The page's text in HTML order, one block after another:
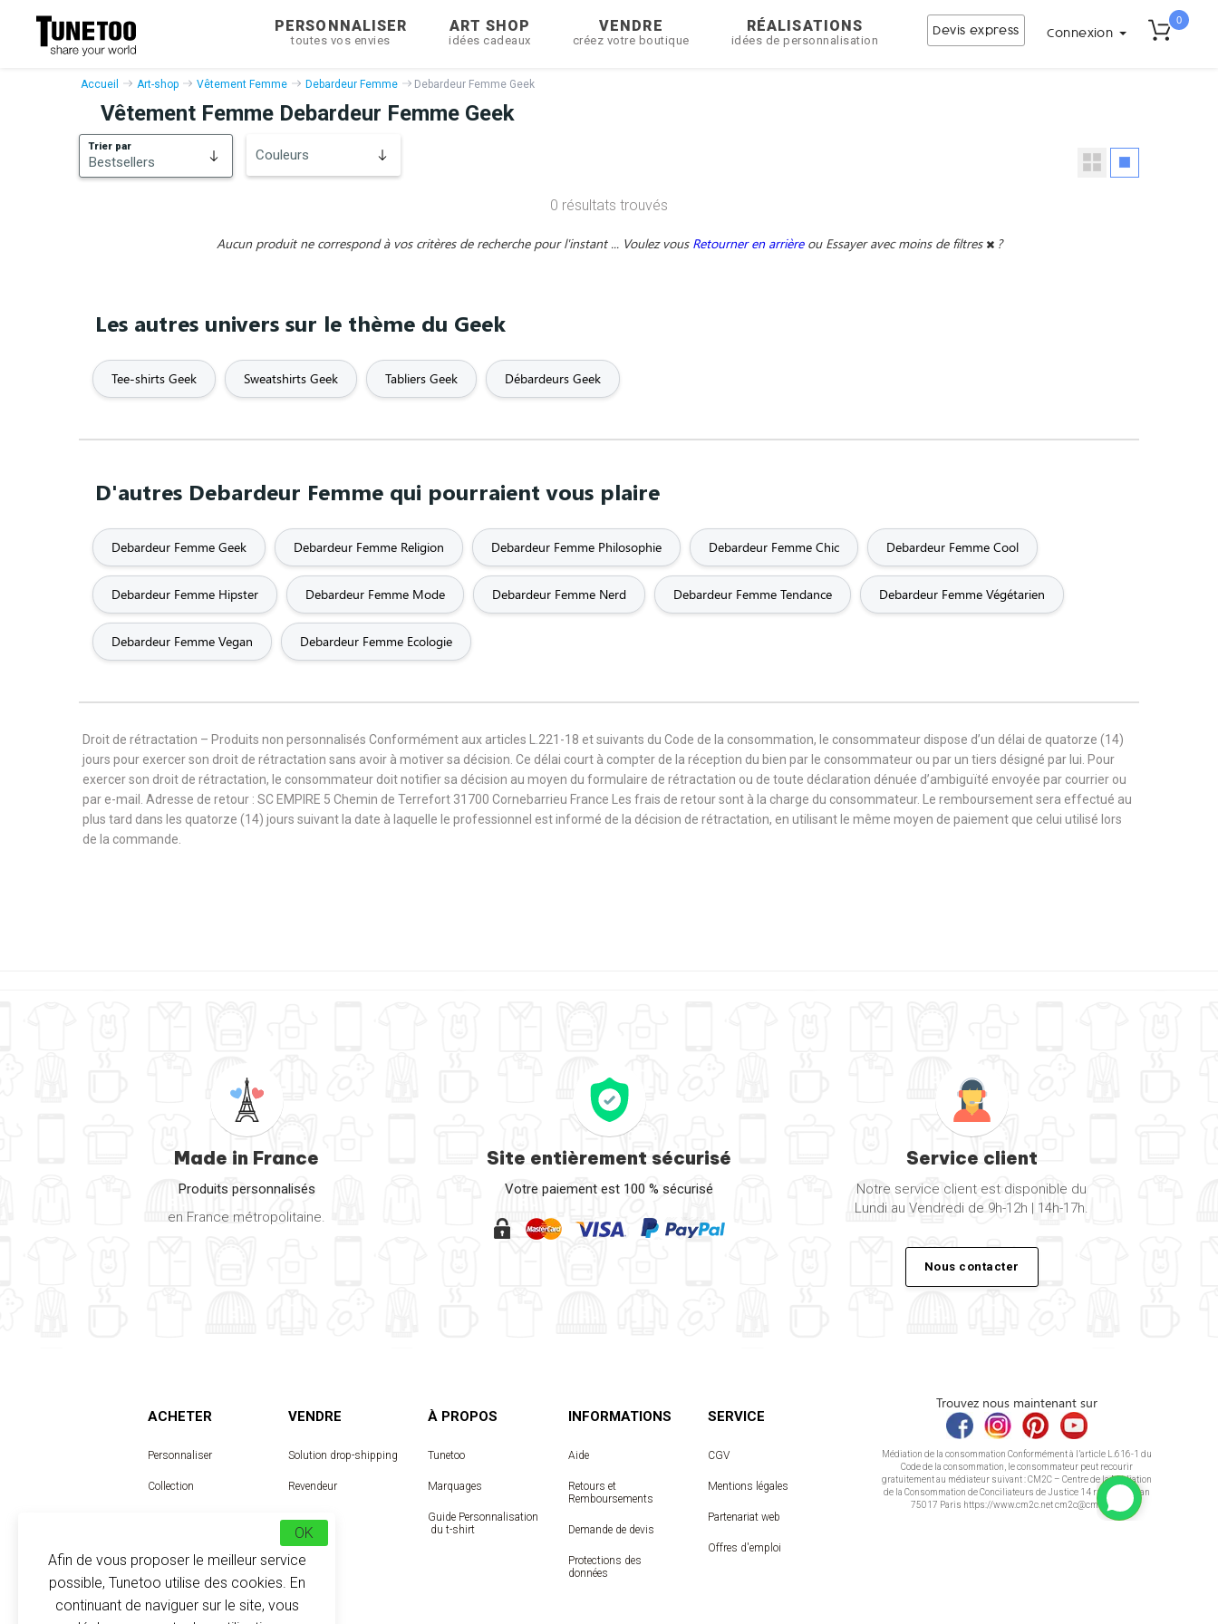
PERSONNALISER
toutes vos envies
ART SHOP
idées cadeaux
VENDRE
créez votre boutique
RÉALISATIONS
idées de personnalisation
Devis express Connexion
0
Accueil Art-shop Vêtement Femme Debardeur Femme Debardeur Femme Geek
Vêtement Femme Debardeur Femme Geek
Trier par
Bestsellers Couleurs
0 résultats trouvés
Aucun produit ne correspond à vos critères de recherche pour l'instant ... Voulez vous Retourner en arrière ou Essayer avec moins de filtres ?
Les autres univers sur le thème du Geek
Tee-shirts Geek Sweatshirts Geek Tabliers Geek Débardeurs Geek
D'autres Debardeur Femme qui pourraient vous plaire
Debardeur Femme Geek Debardeur Femme Religion Debardeur Femme Philosophie Debardeur Femme Chic Debardeur Femme Cool
Debardeur Femme Hipster Debardeur Femme Mode Debardeur Femme Nerd Debardeur Femme Tendance Debardeur Femme Végétarien
Debardeur Femme Vegan Debardeur Femme Ecologie
Droit de rétractation – Produits non personnalisés Conformément aux articles L.221-18 et suivants du Code de la consommation, le consommateur dispose d’un délai de quatorze (14)
jours pour exercer son droit de rétractation sans avoir à motiver sa décision. Ce délai court à compter de la réception du bien par le consommateur ou par un tiers désigné par lui. Pour
exercer son droit de rétractation, le consommateur doit notifier sa décision au moyen du formulaire de rétractation ou de toute déclaration dénuée d’ambiguïté envoyée par courrier ou
par e-mail. Adresse de retour : SC EMPIRE 5 Chemin de Terrefort 31700 Cornebarrieu France Les frais de retour sont à la charge du consommateur. Le remboursement sera effectué au
plus tard dans les quatorze (14) jours suivant la date à laquelle le professionnel est informé de la décision de rétractation, en utilisant le même moyen de paiement que celui utilisé lors
de la commande.
Made in France
Produits personnalisés
en France métropolitaine.
Site entièrement sécurisé
Votre paiement est 100 % sécurisé
Service client
Notre service client est disponible du
Lundi au Vendredi de 9h-12h | 14h-17h.
Nous contacter
ACHETER
Personnaliser
Collection
VENDRE
Solution drop-shipping
Revendeur
Designer
À PROPOS
Tunetoo
Marquages
Guide Personnalisation
du t-shirt
INFORMATIONS
Aide
Retours et
Remboursements
Demande de devis
Protections des
données
SERVICE
CGV
Mentions légales
Partenariat web
Offres d'emploi
Trouvez nous maintenant sur
Médiation de la consommation Conformément à l’article L.616-1 du
Code de la consommation, le consommateur peut recourir
gratuitement au médiateur suivant : CM2C – Centre de la Médiation
de la Consommation de Conciliateurs de Justice 14 rue Saint Jean
75017 Paris https://www.cm2c.net cm2c@cm2c.net
Afin de vous proposer le meilleur service
possible, Tunetoo utilise des cookies. En
continuant de naviguer sur le site, vous
OK